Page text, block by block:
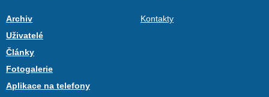
Archiv
Uživatelé
Články
Fotogalerie
Aplikace na telefony
Kontakty